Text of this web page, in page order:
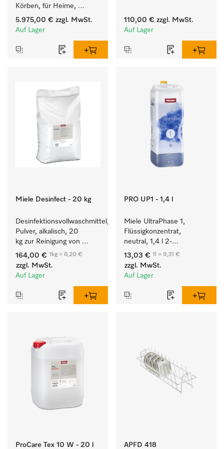
Körben, für Heime,
Kindergärten und alle, mit
hohen
5.975,00 € zzgl. MwSt.
Auf Lager
der Arbeitsplatte.
110,00 € zzgl. MwSt.
Auf Lager
Miele Desinfect - 20 kg
Desinfektionsvollwaschmittel,
Pulver, alkalisch, 20
kg zur Reinigung von
weißen Textilien und
farbechter Buntwäsche.
164,00 € 1kg = 8,20 €
zzgl. MwSt.
Auf Lager
PRO UP1 - 1,4 l
Miele UltraPhase 1,
Flüssigkonzentrat,
neutral, 1,4 l 2-
Komponentenwaschmittel
für Buntes, Weißes und
Feines.
13,03 € 1l = 9,31 €
zzgl. MwSt.
Auf Lager
ProCare Tex 10 W - 20 l APFD 418